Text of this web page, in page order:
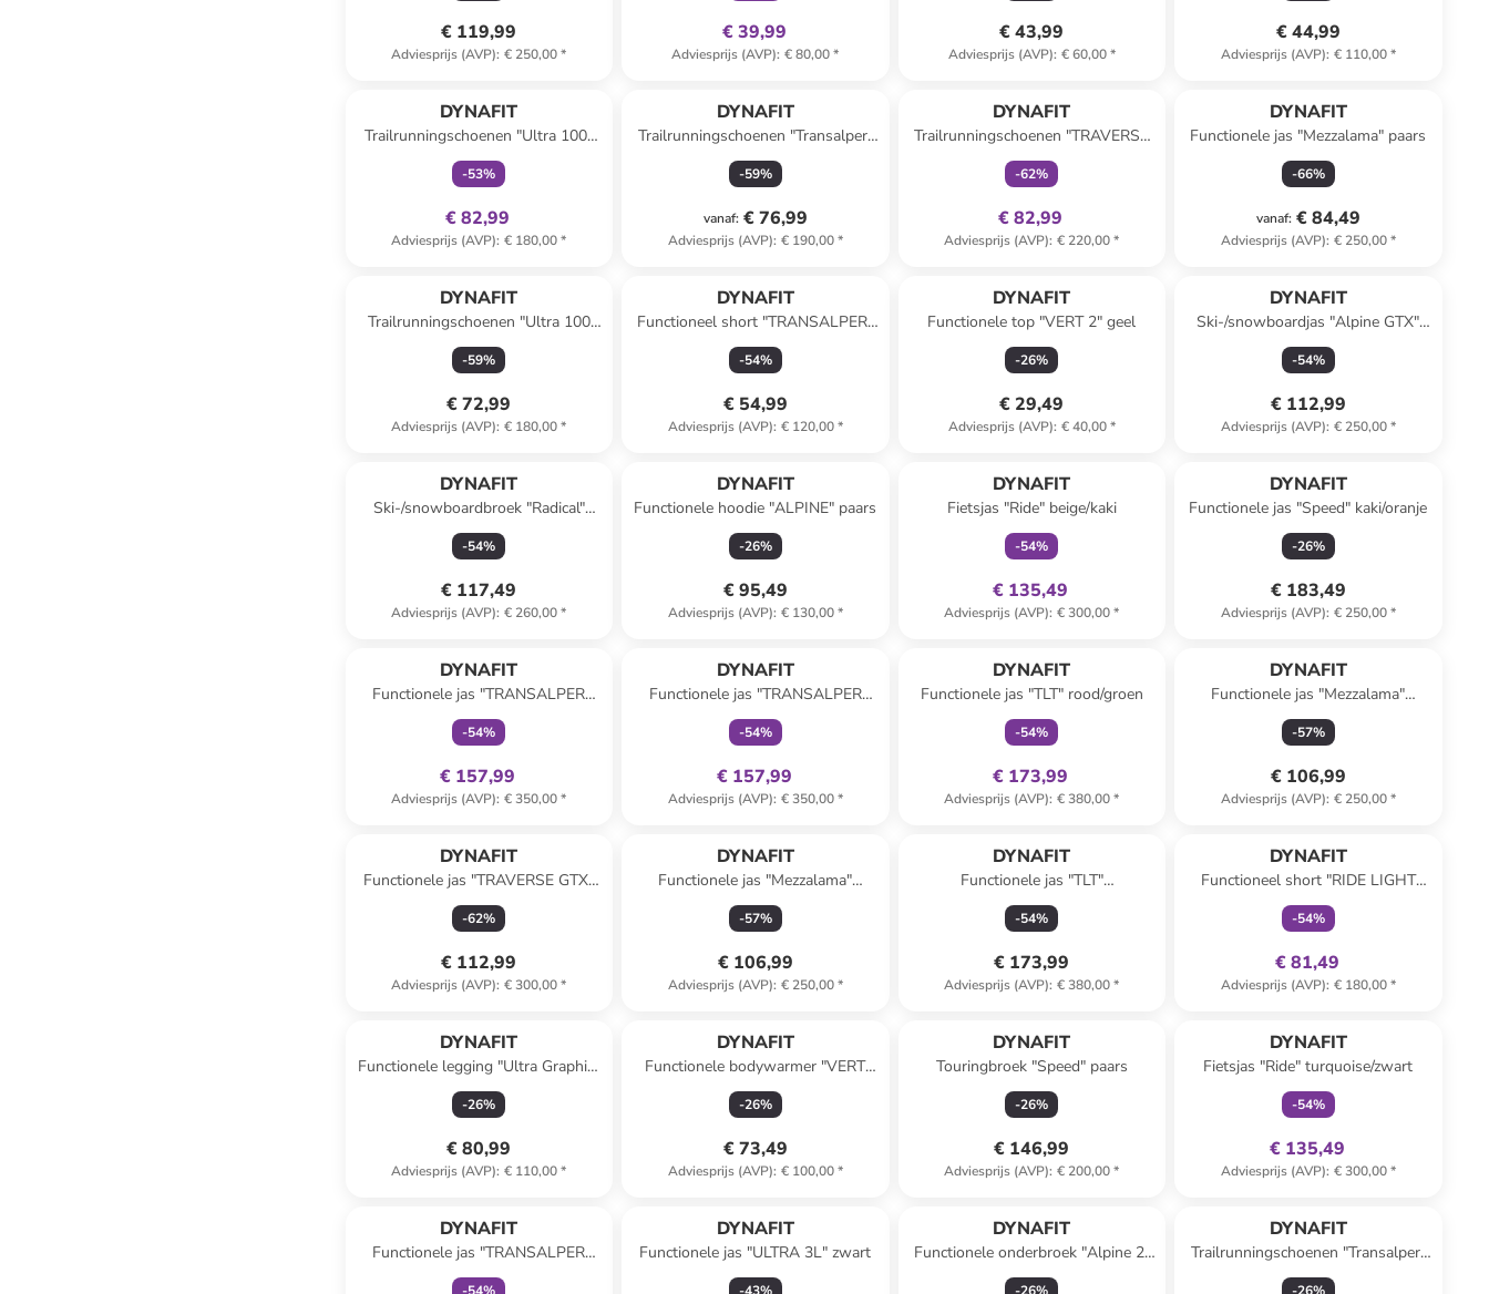
€ 119,99
Adviesprijs (AVP): € 250,00*
€ 39,99
Adviesprijs (AVP): € 80,00*
€ 43,99
Adviesprijs (AVP): € 60,00*
€ 44,99
Adviesprijs (AVP): € 110,00*
DYNAFIT
Trailrunningschoenen "Ultra 100"
rood/turquoise
-53%
€ 82,99
Adviesprijs (AVP): € 180,00*
DYNAFIT
Trailrunningschoenen "Transalper"
oranje/donkerblauw
-59%
vanaf: € 76,99
Adviesprijs (AVP): € 190,00*
DYNAFIT
Trailrunningschoenen "TRAVERSE
MID GTX" turquoise
-62%
€ 82,99
Adviesprijs (AVP): € 220,00*
DYNAFIT
Functionele jas "Mezzalama" paars
-66%
vanaf: € 84,49
Adviesprijs (AVP): € 250,00*
DYNAFIT
Trailrunningschoenen "Ultra 100
GTX" paars/turquoise
-59%
€ 72,99
Adviesprijs (AVP): € 180,00*
DYNAFIT
Functioneel short "TRANSALPER"
taupe
-54%
€ 54,99
Adviesprijs (AVP): € 120,00*
DYNAFIT
Functionele top "VERT 2" geel
-26%
€ 29,49
Adviesprijs (AVP): € 40,00*
DYNAFIT
Ski-/snowboardjas "Alpine GTX"
bordeaux/Hellrosa
-54%
€ 112,99
Adviesprijs (AVP): € 250,00*
DYNAFIT
Ski-/snowboardbroek "Radical"
bordeaux
-54%
€ 117,49
Adviesprijs (AVP): € 260,00*
DYNAFIT
Functionele hoodie "ALPINE" paars
-26%
€ 95,49
Adviesprijs (AVP): € 130,00*
DYNAFIT
Fietsjas "Ride" beige/kaki
-54%
€ 135,49
Adviesprijs (AVP): € 300,00*
DYNAFIT
Functionele jas "Speed" kaki/oranje
-26%
€ 183,49
Adviesprijs (AVP): € 250,00*
DYNAFIT
Functionele jas "TRANSALPER
GTX" groen/bordeaux
-54%
€ 157,99
Adviesprijs (AVP): € 350,00*
DYNAFIT
Functionele jas "TRANSALPER
GTX" turquoise/donkerblauw
-54%
€ 157,99
Adviesprijs (AVP): € 350,00*
DYNAFIT
Functionele jas "TLT" rood/groen
-54%
€ 173,99
Adviesprijs (AVP): € 380,00*
DYNAFIT
Functionele jas "Mezzalama"
turquoise
-57%
€ 106,99
Adviesprijs (AVP): € 250,00*
DYNAFIT
Functionele jas "TRAVERSE GTX"
grijs
-62%
€ 112,99
Adviesprijs (AVP): € 300,00*
DYNAFIT
Functionele jas "Mezzalama"
lichtroze
-57%
€ 106,99
Adviesprijs (AVP): € 250,00*
DYNAFIT
Functionele jas "TLT"
donkerblauw/lichtroze
-54%
€ 173,99
Adviesprijs (AVP): € 380,00*
DYNAFIT
Functioneel short "RIDE LIGHT
2IN1" zwart
-54%
€ 81,49
Adviesprijs (AVP): € 180,00*
DYNAFIT
Functionele legging "Ultra Graphic"
paars
-26%
€ 80,99
Adviesprijs (AVP): € 110,00*
DYNAFIT
Functionele bodywarmer "VERT
WIND" oranje
-26%
€ 73,49
Adviesprijs (AVP): € 100,00*
DYNAFIT
Touringbroek "Speed" paars
-26%
€ 146,99
Adviesprijs (AVP): € 200,00*
DYNAFIT
Fietsjas "Ride" turquoise/zwart
-54%
€ 135,49
Adviesprijs (AVP): € 300,00*
DYNAFIT
Functionele jas "TRANSALPER
GTX" donkerblauw/turquoise
DYNAFIT
Functionele jas "ULTRA 3L" zwart
DYNAFIT
Functionele onderbroek "Alpine 2"
roze
DYNAFIT
Trailrunningschoenen "Transalper"
donkerblauw/lichtroze